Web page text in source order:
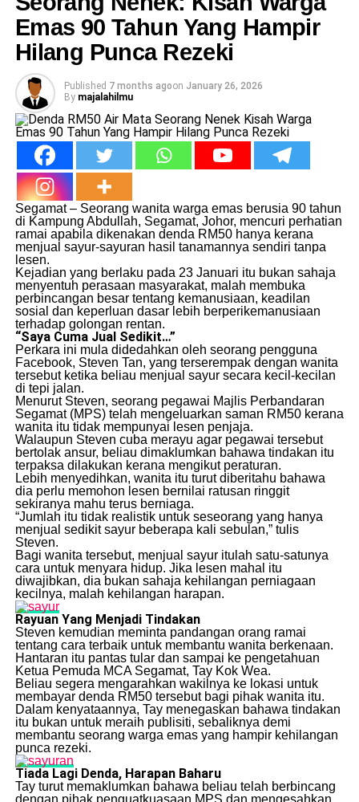
Emas 90 Tahun Yang Hampir
Hilang Punca Rezeki
Published 7 months agoon January 26, 2026
By majalahilmu
Segamat – Seorang wanita warga emas berusia 90 tahun
di Kampung Abdullah, Segamat, Johor, mencuri perhatian
ramai apabila dikenakan denda RM50 hanya kerana
menjual sayur-sayuran hasil tanamannya sendiri tanpa
lesen.
Kejadian yang berlaku pada 23 Januari itu bukan sahaja
menyentuh perasaan masyarakat, malah membuka
perbincangan besar tentang kemanusiaan, keadilan
sosial dan keperluan dasar lebih berperikemanusiaan
terhadap golongan rentan.
“Saya Cuma Jual Sedikit…”
Perkara ini mula didedahkan oleh seorang pengguna
Facebook, Steven Tan, yang terserempak dengan wanita
tersebut ketika beliau menjual sayur secara kecil-kecilan
di tepi jalan.
Menurut Steven, seorang pegawai Majlis Perbandaran
Segamat (MPS) telah mengeluarkan saman RM50 kerana
wanita itu tidak mempunyai lesen penjaja.
Walaupun Steven cuba merayu agar pegawai tersebut
bertolak ansur, beliau dimaklumkan bahawa tindakan itu
terpaksa dilakukan kerana mengikut peraturan.
Lebih menyedihkan, wanita itu turut diberitahu bahawa
dia perlu memohon lesen bernilai ratusan ringgit
sekiranya mahu terus berniaga.
“Jumlah itu tidak realistik untuk seseorang yang hanya
menjual sedikit sayur beberapa kali sebulan,” tulis
Steven.
Bagi wanita tersebut, menjual sayur itulah satu-satunya
cara untuk menyara hidup. Jika lesen mahal itu
diwajibkan, dia bukan sahaja kehilangan perniagaan
kecilnya, malah kehilangan harapan.
Rayuan Yang Menjadi Tindakan
Steven kemudian meminta pandangan orang ramai
tentang cara terbaik untuk membantu wanita berkenaan.
Hantaran itu pantas tular dan sampai ke pengetahuan
Ketua Pemuda MCA Segamat, Tay Kok Wea.
Beliau segera mengarahkan wakilnya ke lokasi untuk
membayar denda RM50 tersebut bagi pihak wanita itu.
Dalam kenyataannya, Tay menegaskan bahawa tindakan
itu bukan untuk meraih publisiti, sebaliknya demi
membantu seorang warga emas yang hampir kehilangan
punca rezeki.
Tiada Lagi Denda, Harapan Baharu
Tay turut memaklumkan bahawa beliau telah berbincang